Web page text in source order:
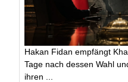
Hakan Fidan empfängt
Tage nach dessen Wahl
ihren ...